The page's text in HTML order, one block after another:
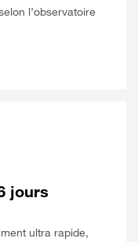
l’observatoire
jours
ultra rapide,